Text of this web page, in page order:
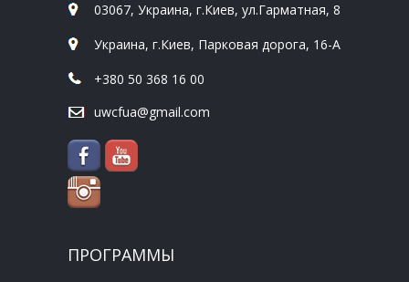
03067, Украина, г.Киев, ул.Гарматная, 8
Украина, г.Киев, Парковая дорога, 16-А
+380 50 368 16 00
uwcfua@gmail.com
ПРОГРАММЫ